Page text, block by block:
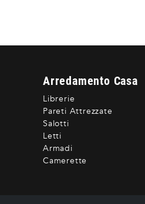
Arredamento Casa
Librerie
Pareti Attrezzate
Salotti
Letti
Armadi
Camerette